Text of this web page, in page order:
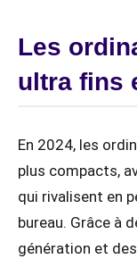
Les
ultra fins
En 2024, les
plus compacts,
qui rivalisent en
bureau. Grâce à
génération et